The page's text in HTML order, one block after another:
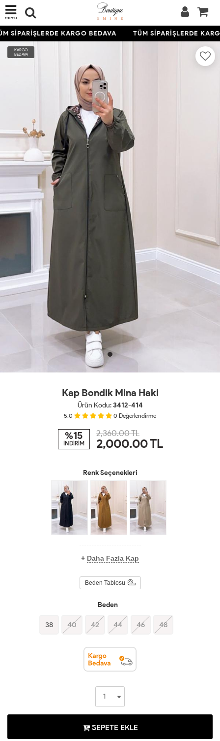
menü
SİPARİŞLERDE KARGO BEDAVA TÜM SİPARİŞLERDE
KARGO
BEDAVA
Kap Bondik Mina Haki
Ürün Kodu:3412-414
5.0 0 Değerlendirme
%15
İNDİRİM
2,360.00 TL
2,000.00TL
Renk Seçenekleri
+ Daha Fazla Kap
Beden Tablosu
Beden
38 40 42 44 46 48
SEPETE EKLE